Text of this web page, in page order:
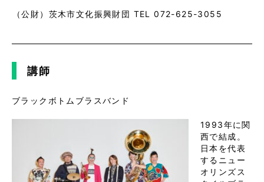
（公財）茨木市文化振興財団 TEL 072-625-3055
講師
ブラックボトムブラスバンド
1993年に関
西で結成。
日本を代表
するニュー
オリンズス